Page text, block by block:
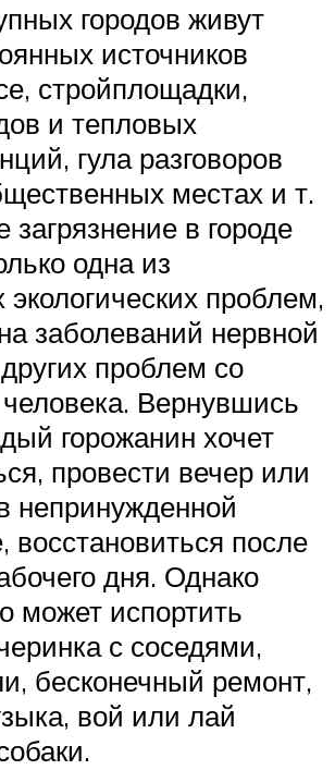
городов живут
источников
стройплощадки,
и тепловых
гула разговоров
местах и ​​т.
в городе
одна из
проблем,
заболеваний нервной
проблем со
Вернувшись
горожанин хочет
провести вечер или
непринужденной
восстановиться после
дня. Однако
может испортить
с соседями,
бесконечный ремонт,
вой или лай